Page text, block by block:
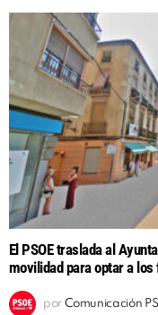
El PSOE traslada al
movilidad para optar a los
por Comunicación